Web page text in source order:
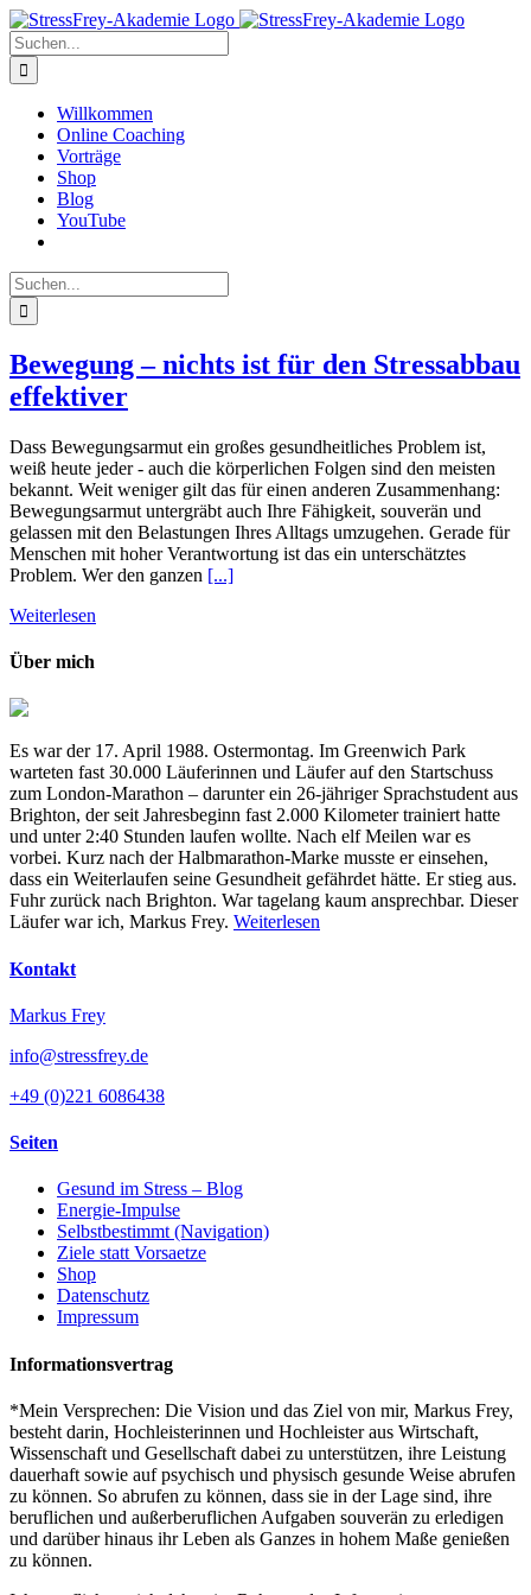
Zum
Inhalt
springen
Suche
nach:
Willkommen
Online Coaching
Vorträge
Shop
Blog
YouTube
Suche
nach:
Bewegung – nichts ist für den Stressabbau
effektiver
Dass Bewegungsarmut ein großes gesundheitliches Problem ist,
weiß heute jeder - auch die körperlichen Folgen sind den meisten
bekannt. Weit weniger gilt das für einen anderen Zusammenhang:
Bewegungsarmut untergräbt auch Ihre Fähigkeit, souverän und
gelassen mit den Belastungen Ihres Alltags umzugehen. Gerade für
Menschen mit hoher Verantwortung ist das ein unterschätztes
Problem. Wer den ganzen [...]
Weiterlesen
Über mich
Es war der 17. April 1988. Ostermontag. Im Greenwich Park
warteten fast 30.000 Läuferinnen und Läufer auf den Startschuss
zum London-Marathon – darunter ein 26-jähriger Sprachstudent aus
Brighton, der seit Jahresbeginn fast 2.000 Kilometer trainiert hatte
und unter 2:40 Stunden laufen wollte. Nach elf Meilen war es
vorbei. Kurz nach der Halbmarathon-Marke musste er einsehen,
dass ein Weiterlaufen seine Gesundheit gefährdet hätte. Er stieg aus.
Fuhr zurück nach Brighton. War tagelang kaum ansprechbar. Dieser
Läufer war ich, Markus Frey. Weiterlesen
Kontakt
Markus Frey
info@stressfrey.de
+49 (0)221 6086438
Seiten
Gesund im Stress – Blog
Energie-Impulse
Selbstbestimmt (Navigation)
Ziele statt Vorsaetze
Shop
Datenschutz
Impressum
Informationsvertrag
*Mein Versprechen: Die Vision und das Ziel von mir, Markus Frey,
besteht darin, Hochleisterinnen und Hochleister aus Wirtschaft,
Wissenschaft und Gesellschaft dabei zu unterstützen, ihre Leistung
dauerhaft sowie auf psychisch und physisch gesunde Weise abrufen
zu können. So abrufen zu können, dass sie in der Lage sind, ihre
beruflichen und außerberuflichen Aufgaben souverän zu erledigen
und darüber hinaus ihr Leben als Ganzes in hohem Maße genießen
zu können.